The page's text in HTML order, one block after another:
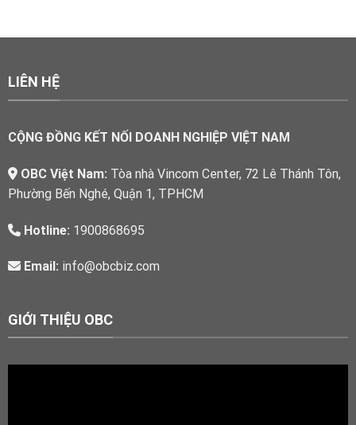
LIÊN HỆ
CỘNG ĐỒNG KẾT NỐI DOANH NGHIỆP VIỆT NAM
OBC Việt Nam: Tòa nhà Vincom Center, 72 Lê Thánh Tôn,
Phường Bến Nghé, Quận 1, TPHCM
Hotline: 1900868695
Email: info@obcbiz.com
GIỚI THIỆU OBC